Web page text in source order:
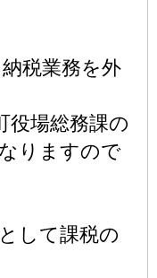
税業務を外
役場総務課の
りますので
して課税の